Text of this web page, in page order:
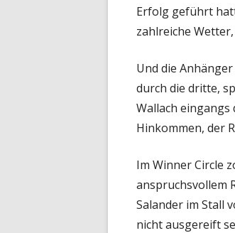
Erfolg geführt
zahlreiche
Und die
durch die dritte,
Wallach eingangs
Hinkommen, der
Im Winner Circle
anspruchsvollem
Salander im Stall
nicht ausgereift